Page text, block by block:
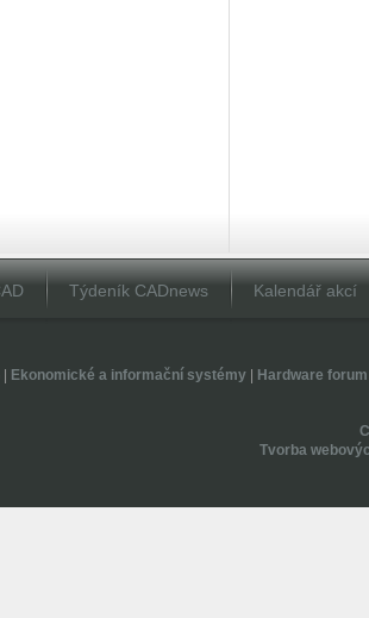
Týdeník CADnews Kalendář akcí
| Ekonomické a informační systémy| Hardware forum
Tvorba